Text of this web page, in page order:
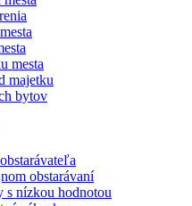
mesta
majetku
bytov
obstarávaní
s nízkou hodnotou